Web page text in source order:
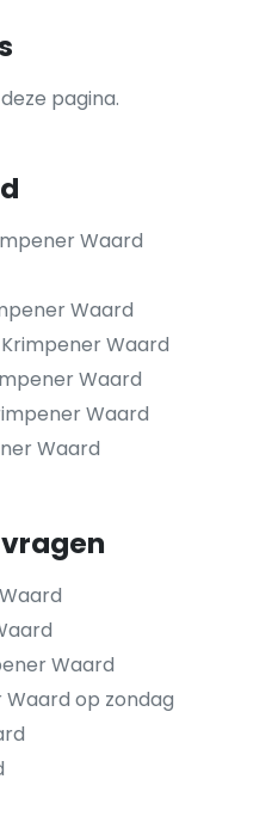
pagina.
Waard
Waard
Waard
Waard
Waard
Waard
Waard
op zondag